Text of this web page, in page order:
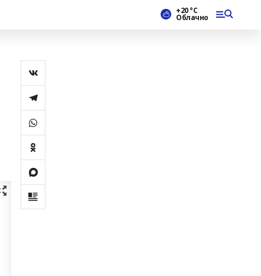
+20 °С
Облачно